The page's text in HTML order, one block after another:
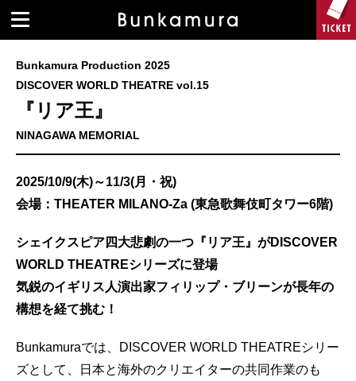
Bunkamura Production 2025
DISCOVER WORLD THEATRE vol.15
『リア王』
NINAGAWA MEMORIAL
2025/10/9(木)～11/3(月・祝)
会場：THEATER MILANO-Za (東急歌舞伎町タワー6階)
シェイクスピア四大悲劇の一つ『リア王』がDISCOVER
WORLD THEATREシリーズに登場
気鋭のイギリス人演出家フィリップ・ブリーンが長年の
構想を経て挑む！
Bunkamuraでは、DISCOVER WORLD THEATREシリー
ズとして、日本と海外のクリエイターの共同作業のも